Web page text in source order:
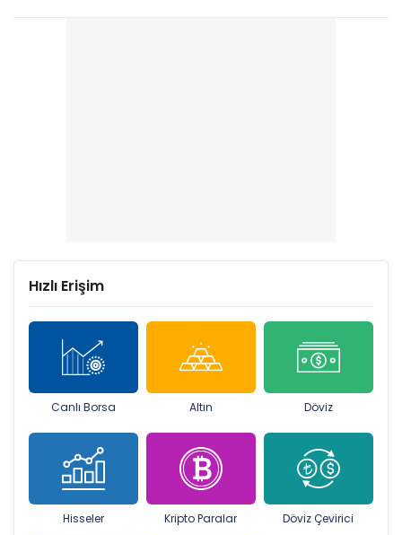
Hızlı Erişim
Canlı Borsa Altın Döviz
Hisseler Kripto Paralar Döviz Çevirici